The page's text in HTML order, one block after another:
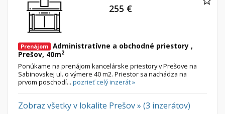
Prenájom Administratívne a obchodné priestory ,
Prešov, 40m2
Ponúkame na prenájom kancelárske priestory v Prešove na
Sabinovskej ul. o výmere 40 m2. Priestor sa nachádza na
prvom poschodí... pozrieť celý inzerát »
255 €
Zobraz všetky v lokalite Prešov » (3 inzerátov)